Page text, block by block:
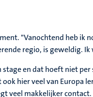
"Vanochtend heb ik
regio, is geweldig.
en dat hoeft niet
hier veel van
veel makkelijker